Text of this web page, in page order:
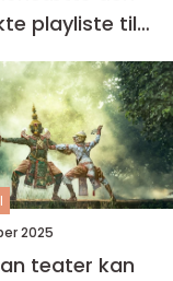
playliste til
lejlighed
2025
teater kan